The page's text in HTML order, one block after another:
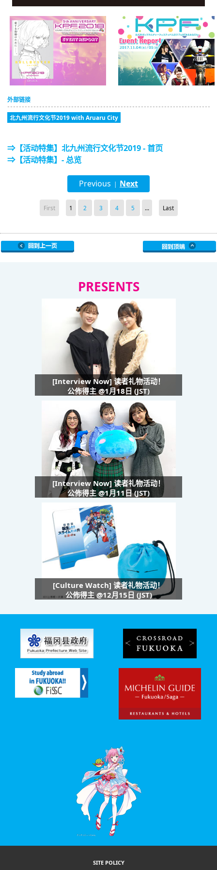
外部链接
北九州流行文化节2019 with Aruaru City
⇒【活动特集】北九州流行文化节2019 - 首页
⇒【活动特集】- 总览
Previous | Next
First 1 2 3 4 5 ... Last
PRESENTS
[Interview Now] 读者礼物活动！
公佈得主 @1月18日 (JST)
[Interview Now] 读者礼物活动！
公佈得主 @1月11日 (JST)
[Culture Watch] 读者礼物活动！
公佈得主 @12月15日 (JST)
SITE POLICY